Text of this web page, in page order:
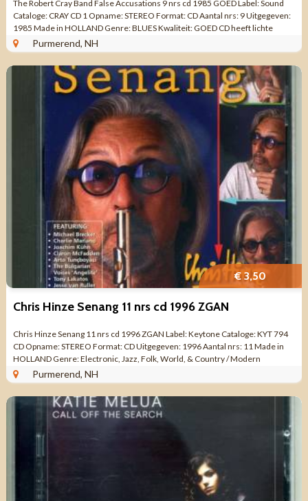
The Robert Cray Band False Accusations 9 nrs cd 1985 GOED Label: Sound
Cataloge: CRAY CD 1 Opname: STEREO Format: CD Aantal nrs: 9 Uitgegeven:
1985 Made in HOLLAND Genre: BLUES Kwaliteit: GOED CD heeft lichte
gebruikssporen die ...
Purmerend, NH
€ 3,50
Chris Hinze Senang 11 nrs cd 1996 ZGAN
Chris Hinze Senang 11 nrs cd 1996 ZGAN Label: Keytone Cataloge: KYT 794
CD Opname: STEREO Format: CD Uitgegeven: 1996 Aantal nrs: 11 Made in
HOLLAND Genre: Electronic, Jazz, Folk, World, & Country / Modern
Classical, ...Purmerend, NH